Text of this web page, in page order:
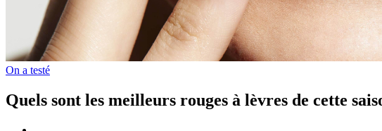
On a testé
Quels sont les meilleurs rouges à lèvres de cette